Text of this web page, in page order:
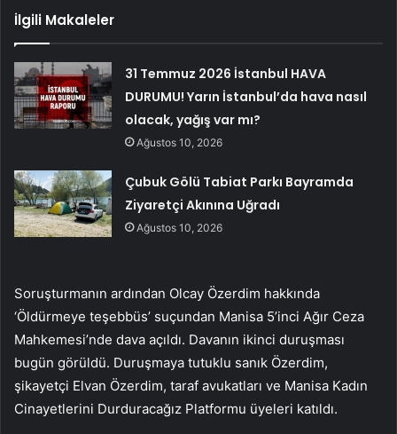
İlgili Makaleler
31 Temmuz 2026 İstanbul HAVA
DURUMU! Yarın İstanbul’da hava nasıl
olacak, yağış var mı?
Ağustos 10, 2026
Çubuk Gölü Tabiat Parkı Bayramda
Ziyaretçi Akınına Uğradı
Ağustos 10, 2026
Soruşturmanın ardından Olcay Özerdim hakkında
‘Öldürmeye teşebbüs’ suçundan Manisa 5’inci Ağır Ceza
Mahkemesi’nde dava açıldı. Davanın ikinci duruşması
bugün görüldü. Duruşmaya tutuklu sanık Özerdim,
şikayetçi Elvan Özerdim, taraf avukatları ve Manisa Kadın
Cinayetlerini Durduracağız Platformu üyeleri katıldı.